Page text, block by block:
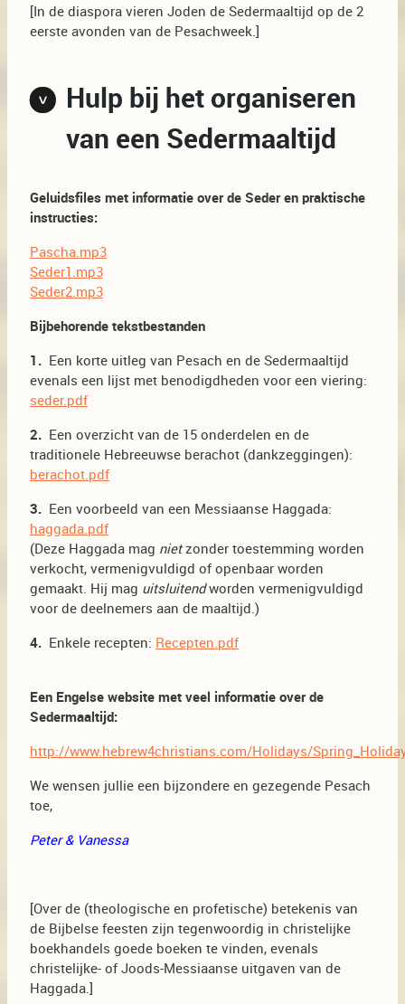
[In de diaspora vieren Joden de Sedermaaltijd op de 2
eerste avonden van de Pesachweek.]
Hulp bij het organiseren
van een Sedermaaltijd
Geluidsfiles met informatie over de Seder en praktische
instructies:
Pascha.mp3
Seder1.mp3
Seder2.mp3
Bijbehorende tekstbestanden
1. Een korte uitleg van Pesach en de Sedermaaltijd
evenals een lijst met benodigdheden voor een viering:
seder.pdf
2. Een overzicht van de 15 onderdelen en de
traditionele Hebreeuwse berachot (dankzeggingen):
berachot.pdf
3. Een voorbeeld van een Messiaanse Haggada:
haggada.pdf
(Deze Haggada mag nietzonder toestemming worden
verkocht, vermenigvuldigd of openbaar worden
gemaakt. Hij mag uitsluitendworden vermenigvuldigd
voor de deelnemers aan de maaltijd.)
4. Enkele recepten: Recepten.pdf
Een Engelse website met veel informatie over de
Sedermaaltijd:
http://www.hebrew4christians.com/Holidays/
We wensen jullie een bijzondere en gezegende Pesach
toe,
Peter & Vanessa
[Over de (theologische en profetische) betekenis van
de Bijbelse feesten zijn tegenwoordig in christelijke
boekhandels goede boeken te vinden, evenals
christelijke- of Joods-Messiaanse uitgaven van de
Haggada.]